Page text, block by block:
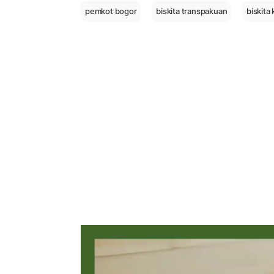
pemkot bogor biskita transpakuan biskita